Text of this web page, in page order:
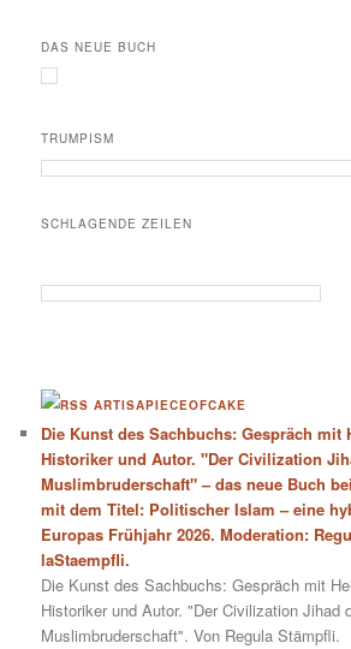
DAS NEUE BUCH
TRUMPISM
SCHLAGENDE ZEILEN
ARTISAPIECEOFCAKE
Die Kunst des Sachbuchs: Gespräch mit
Historiker und Autor. "Der Civilization
Muslimbruderschaft" – das neue Buch
mit dem Titel: Politischer Islam – eine
Europas Frühjahr 2026. Moderation:
laStaempfli.
Die Kunst des Sachbuchs: Gespräch mit
Historiker und Autor. "Der Civilization Jihad
Muslimbruderschaft". Von Regula Stämpfli.